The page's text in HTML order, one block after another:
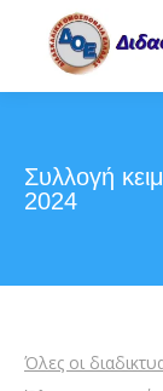
Συλλογή
2024
Όλες οι